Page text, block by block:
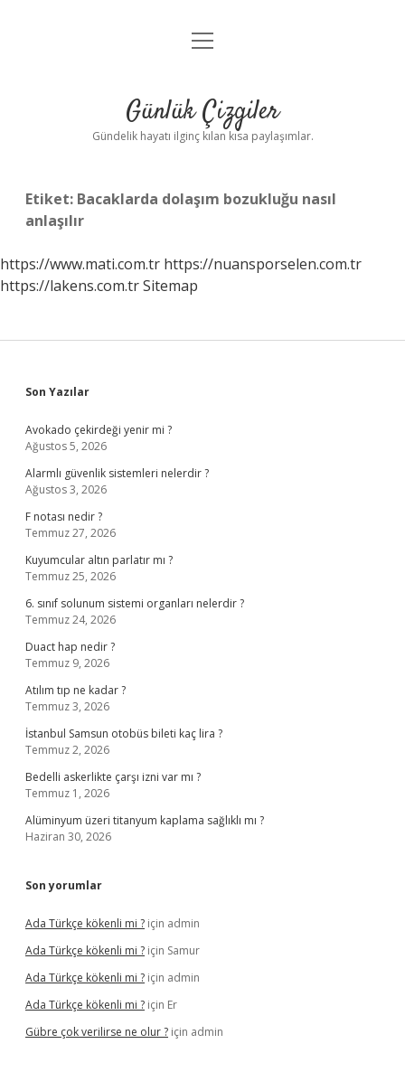
Anasayfa
Yasal Uyarı
menüyü
Günlük Çizgiler
Gündelik hayatı ilginç kılan kısa paylaşımlar.
Etiket: Bacaklarda dolaşım bozukluğu nasıl
anlaşılır
https://www.mati.com.tr https://nuansporselen.com.tr
https://lakens.com.trSitemap
Sidebar
Son Yazılar
Avokado çekirdeği yenir mi ?
Ağustos 5, 2026
Alarmlı güvenlik sistemleri nelerdir ?
Ağustos 3, 2026
F notası nedir ?
Temmuz 27, 2026
Kuyumcular altın parlatır mı ?
Temmuz 25, 2026
6. sınıf solunum sistemi organları nelerdir ?
Temmuz 24, 2026
Duact hap nedir ?
Temmuz 9, 2026
Atılım tıp ne kadar ?
Temmuz 3, 2026
İstanbul Samsun otobüs bileti kaç lira ?
Temmuz 2, 2026
Bedelli askerlikte çarşı izni var mı ?
Temmuz 1, 2026
Alüminyum üzeri titanyum kaplama sağlıklı mı ?
Haziran 30, 2026
Son yorumlar
Ada Türkçe kökenli mi ? için admin
Ada Türkçe kökenli mi ? için Samur
Ada Türkçe kökenli mi ? için admin
Ada Türkçe kökenli mi ? için Er
Gübre çok verilirse ne olur ? için admin